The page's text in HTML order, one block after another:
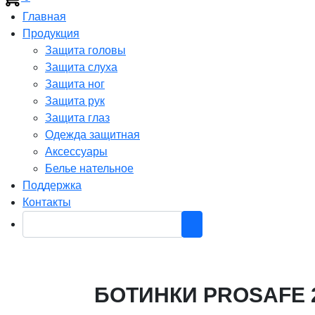
Главная
Продукция
Защита головы
Защита слуха
Защита ног
Защита рук
Защита глаз
Одежда защитная
Аксессуары
Белье нательное
Поддержка
Контакты
БОТИНКИ PROSAFE